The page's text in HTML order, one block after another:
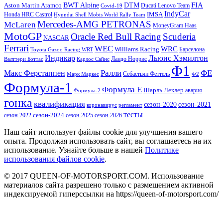
Aston Martin Aramco BWT Alpine Covid-19 DTM Ducati Lenovo Team FIA
Honda HRC Castrol Hyundai Shell Mobis World Rally Team IMSA IndyCar
McLarenMercedes-AMG PETRONAS MoneyGram Haas
MotoGP NASCAR Oracle Red Bull Racing Scuderia
Ferrari Toyota Gazoo Racing WRT WEC Williams Racing WRC Барселона
Валттери Боттас Индикар Карлос Сайнс Ландо Норрис Льюис Хэмилтон
Макс Ферстаппен Марк Маркес Ралли Себастьян Феттель Ф1 Ф2 ФЕ
Формула-1 Формула-2 Формула Е Шарль Леклер авария
гонка квалификация коронавирус регламент сезон-2020сезон-2021
сезон-2022 сезон-2024 сезон-2025 сезон-2026 тесты
Наш сайт использует файлы cookie для улучшения вашего
опыта. Продолжая использовать сайт, вы соглашаетесь на их
использование. Узнайте больше в нашей Политике
использования файлов cookie.
© 2017 QUEEN-OF-MOTORSPORT.COM. Использование
материалов сайта разрешено только с размещением активной
индексируемой гиперссылки на https://queen-of-motorsport.com/